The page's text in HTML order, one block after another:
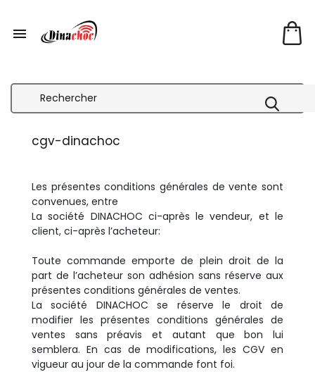

cgv-dinachoc
Les présentes conditions générales de vente sont
convenues, entre
La société DINACHOC ci-après le vendeur, et le
client, ci-après l’acheteur:
Toute commande emporte de plein droit de la
part de l’acheteur son adhésion sans réserve aux
présentes conditions générales de ventes.
La société DINACHOC se réserve le droit de
modifier les présentes conditions générales de
ventes sans préavis et autant que bon lui
semblera. En cas de modifications, les CGV en
vigueur au jour de la commande font foi.